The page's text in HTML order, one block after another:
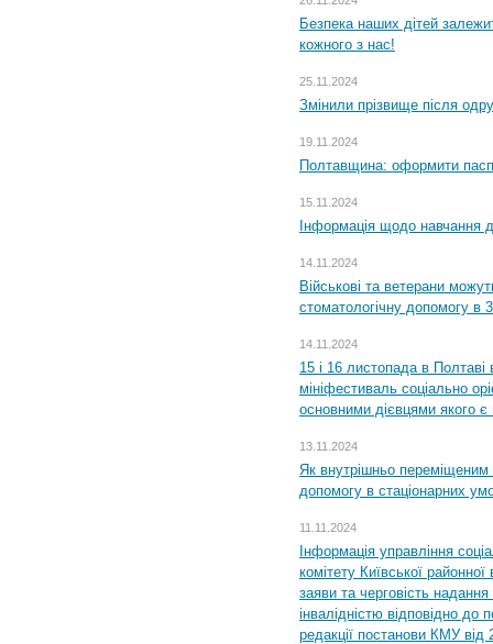
Безпека наших дітей
кожного з нас!
25.11.2024
Змінили прізвище після
19.11.2024
Полтавщина: оформити
15.11.2024
Інформація щодо навчання
14.11.2024
Військові та ветерани
стоматологічну допомогу в
14.11.2024
15 і 16 листопада в
мініфестиваль соціально
основними дієвцями якого є
13.11.2024
Як внутрішньо переміщеним
допомогу в стаціонарних
11.11.2024
Інформація управління
комітету Київської
заяви та черговість надання
інвалідністю відповідно
редакції постанови КМУ